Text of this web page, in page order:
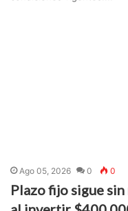
Ago 05, 2026 0 0
Plazo fijo sigue